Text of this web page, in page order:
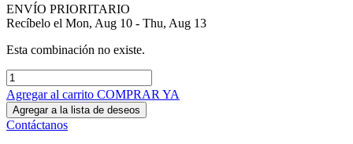
ENVÍO PRIORITARIO
Recíbelo el Mon, Aug 10 - Thu, Aug 13
Esta combinación no existe.
Agregar al carrito COMPRAR YA
Agregar a la lista de deseos
Contáctanos